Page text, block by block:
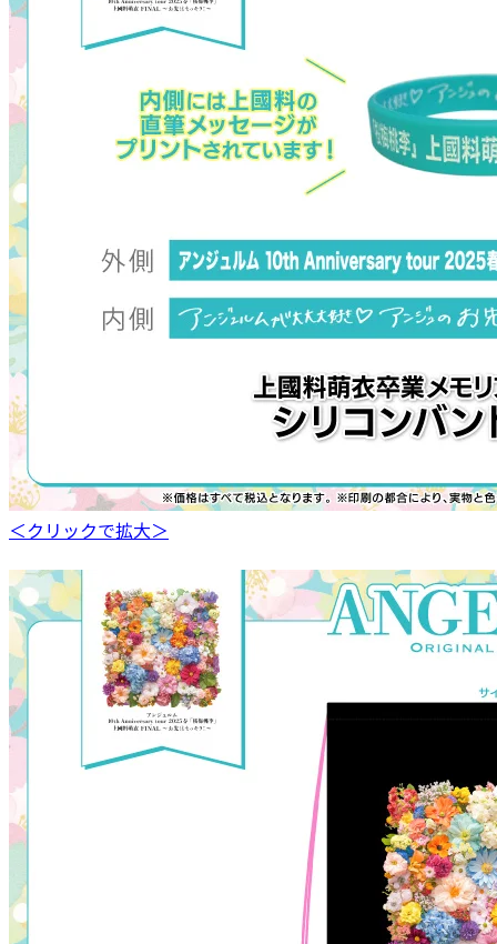
＜クリックで拡大＞